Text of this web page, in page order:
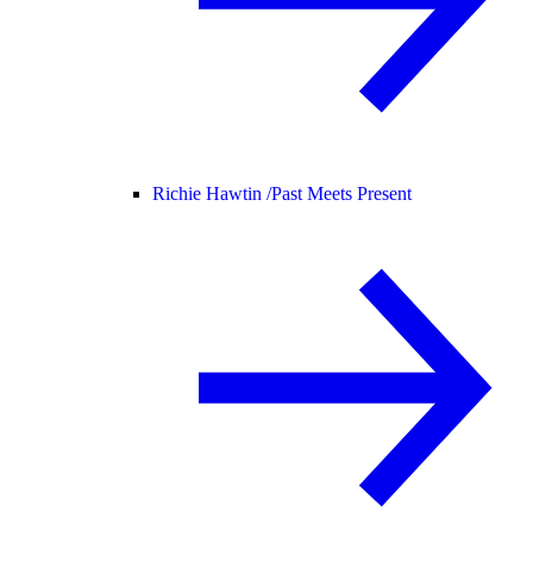
Richie Hawtin /Past Meets Present